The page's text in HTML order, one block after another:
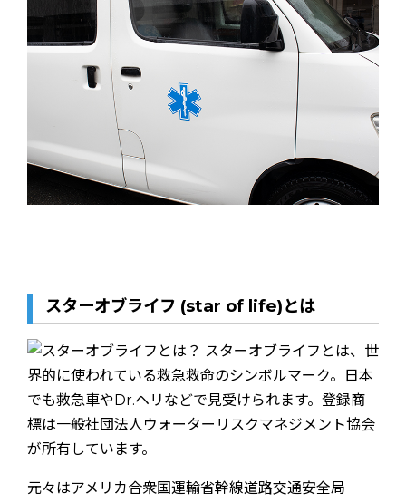
スターオブライフ (star of life)とは
元々はアメリカ合衆国運輸省幹線道路交通安全局